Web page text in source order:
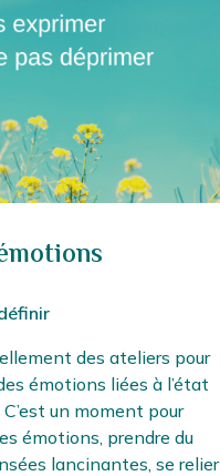
des ateliers pour
émotions liées à l’état
un moment pour
émotions, prendre du
lancinantes, se relier